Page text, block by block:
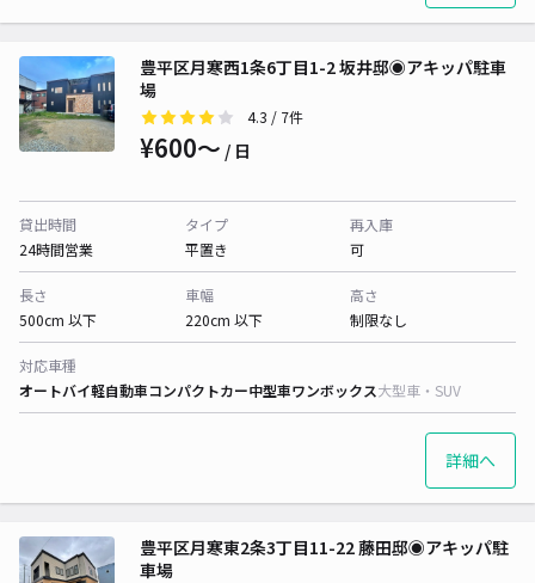
豊平区月寒西1条6丁目1-2 坂井邸◉アキッパ駐車
場
4.3 / 7件
¥600〜 / 日
貸出時間
24時間営業
タイプ
平置き
再入庫
可
長さ
500cm 以下
車幅
220cm 以下
高さ
制限なし
対応車種
オートバイ軽自動車コンパクトカー中型車ワンボックス大型車・SUV
詳細へ
豊平区月寒東2条3丁目11-22 藤田邸◉アキッパ駐
車場